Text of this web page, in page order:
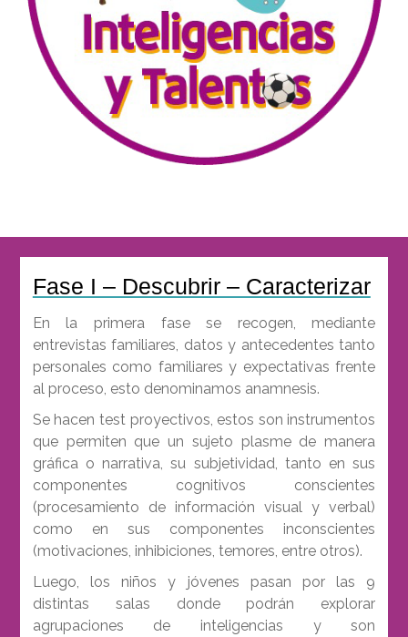
Fase I – Descubrir – Caracterizar
En la primera fase se recogen, mediante
entrevistas familiares, datos y antecedentes tanto
personales como familiares y expectativas frente
al proceso, esto denominamos anamnesis.
Se hacen test proyectivos, estos son instrumentos
que permiten que un sujeto plasme de manera
gráfica o narrativa, su subjetividad, tanto en sus
componentes cognitivos conscientes
(procesamiento de información visual y verbal)
como en sus componentes inconscientes
(motivaciones, inhibiciones, temores, entre otros).
Luego, los niños y jóvenes pasan por las 9
distintas salas donde podrán explorar
agrupaciones de inteligencias y son